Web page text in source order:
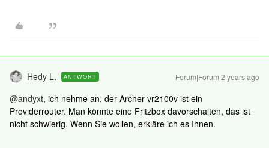
Hedy L. ANTWORT Forum|Forum|2 years ago
@andyxt, ich nehme an, der Archer vr2100v ist ein
Providerrouter. Man könnte eine Fritzbox davorschalten, das ist
nicht schwierig. Wenn Sie wollen, erkläre ich es Ihnen.